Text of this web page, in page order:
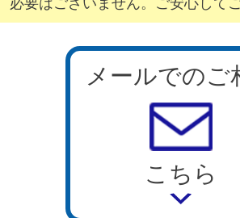
必要はございません。ご安心して
メールでのご
こちら